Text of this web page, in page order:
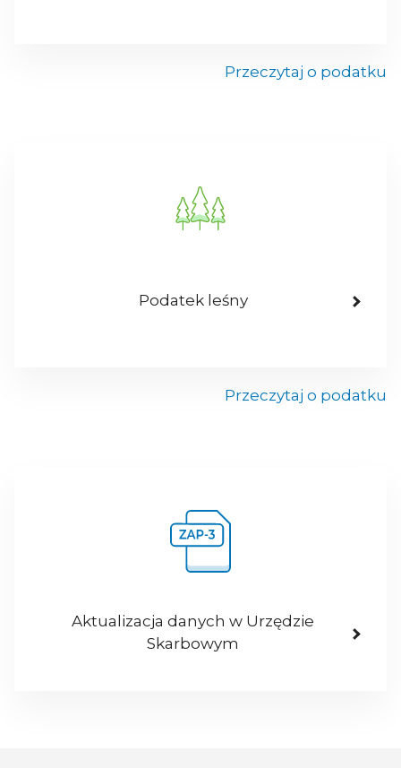
Przeczytaj o podatku
Podatek leśny
Przeczytaj o podatku
Aktualizacja danych w Urzędzie
Skarbowym